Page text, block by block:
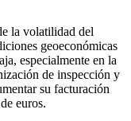
la volatilidad del
geoeconómicas
especialmente en la
de inspección y
su facturación
euros.